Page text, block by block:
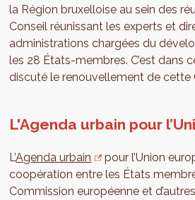
la Région bruxelloise au sein des
Conseil réunissant les experts et
administrations chargées du
les 28 États-membres. C’est dans
discuté le renouvellement de cette
L'Agenda urbain pour
L’Agenda urbain
pour l’Union
coopération entre les États
Commission européenne et